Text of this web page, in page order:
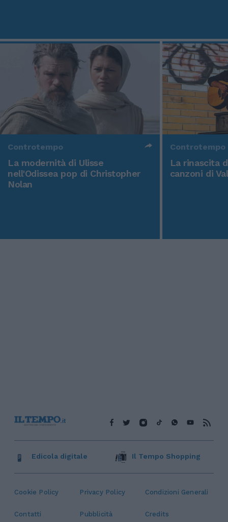
Controtempo
La modernità di Ulisse
nell'Odissea pop di Christopher
Nolan
Controtempo
La rinascita
canzoni di
Cookie Policy Privacy Policy Condizioni Generali
Contatti Pubblicità Credits
Edicola digitale Il Tempo Shopping